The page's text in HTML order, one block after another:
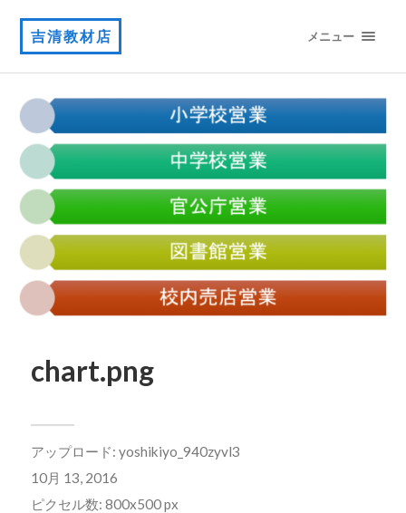
吉清教材店 メニュー
chart.png
アップロード: yoshikiyo_940zyvl3
10月 13, 2016
ピクセル数: 800x500 px